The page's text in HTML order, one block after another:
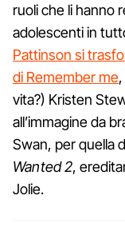
ruoli che li hanno
adolescenti in
Pattinson si
di Remember me
vita?) Kristen
all’immagine da
Swan, per quella
Wanted 2,
Jolie.